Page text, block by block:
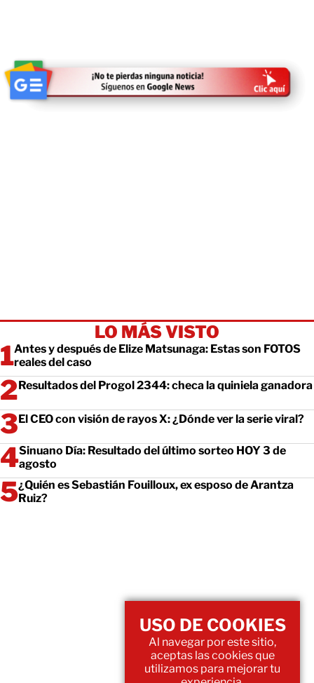
LO MÁS VISTO
Antes y después de Elize Matsunaga: Estas son FOTOS
reales del caso
Resultados del Progol 2344: checa la quiniela ganadora
El CEO con visión de rayos X: ¿Dónde ver la serie viral?
Sinuano Día: Resultado del último sorteo HOY 3 de
agosto
¿Quién es Sebastián Fouilloux, ex esposo de Arantza
Ruiz?
USO DE COOKIES
Al navegar por este sitio,
aceptas las cookies que
utilizamos para mejorar tu